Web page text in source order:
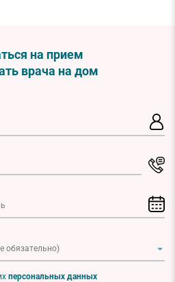
на прием
врача на дом
персональных данных